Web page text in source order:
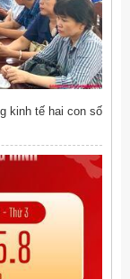
kinh tế hai con số